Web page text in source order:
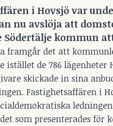
i Hovsjö var
nu avslöja att
Södertälje kommun
framgår det att
istället de 786
skickade in sina
Fastighetsaffären i
som presenterades